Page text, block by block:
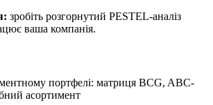
зробіть розгорнутий PESTEL-аналіз
ваша компанія.
портфелі: матриця BCG, ABC-
асортимент